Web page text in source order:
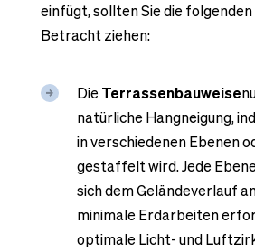
einfügt, sollten Sie die folgenden
Betracht ziehen:
Die Terrassenbauweise
natürliche Hangneigung,
in verschiedenen Ebenen
gestaffelt wird. Jede
sich dem Geländeverlauf
minimale Erdarbeiten
optimale Licht- und